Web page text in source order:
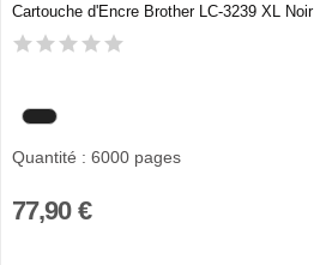
Cartouche d'Encre Brother LC-3239 XL Noir
Quantité : 6000 pages
77,90 €